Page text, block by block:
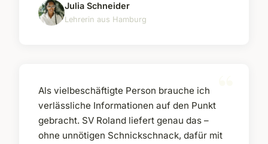
Julia Schneider
Lehrerin aus Hamburg
Als vielbeschäftigte Person brauche ich
verlässliche Informationen auf den Punkt
gebracht. SV Roland liefert genau das –
ohne unnötigen Schnickschnack, dafür mit